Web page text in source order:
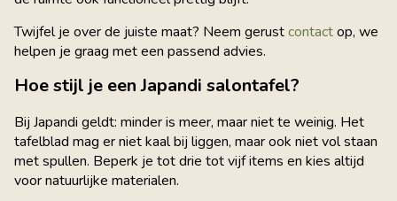
Twijfel je over de juiste maat? Neem gerustcontactop, we
helpen je graag met een passend advies.
Hoe stijl je een Japandi salontafel?
Bij Japandi geldt: minder is meer, maar niet te weinig. Het
tafelblad mag er niet kaal bij liggen, maar ook niet vol staan
met spullen. Beperk je tot drie tot vijf items en kies altijd
voor natuurlijke materialen.